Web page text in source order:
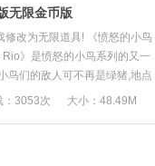
无重力的状态，同时，导向
次新版本的发布相信会让玩
星系……一群绝望的叛军鸟类
国的邪恶猪头武士！叛军鸟
地出动，已经赢得了他们对抗
首场胜利。在战斗中,猪头间谍
武器，猪头星，正在向叛军
精彩纷呈的关卡等着你！看看
！他们不但关系很铁，还有
你最好的朋友!
无限金币版
修改为无限道具! 《愤怒的小鸟
》是愤怒的小鸟系列的又一
鸟们的敌人可不再是绿猪,地点
了拯救小伙伴Blu和Jewel,小鸟
：3053次 大小：48.49M